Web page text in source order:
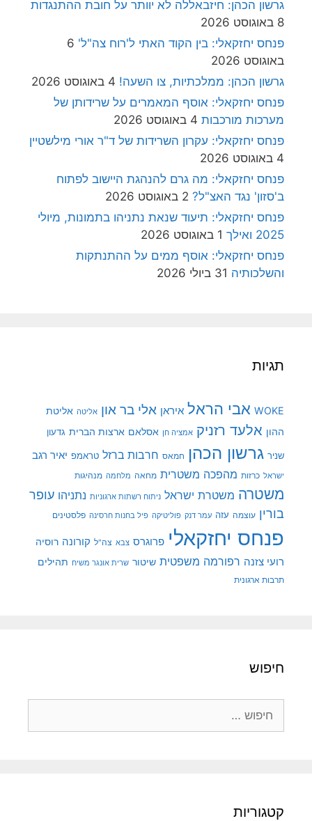
גרשון הכהן: חיזבאללה לא יוותר על חובת ההתנגדות
8 באוגוסט 2026
פנחס יחזקאלי: בין הקוד האתי ל'רוח צה"ל' 6
באוגוסט 2026
גרשון הכהן: ממלכתיות, צו השעה! 4 באוגוסט 2026
פנחס יחזקאלי: אוסף המאמרים על שרידותן של
מערכות מורכבות 4 באוגוסט 2026
פנחס יחזקאלי: עקרון השרידות של ד"ר אורי מילשטיין
4 באוגוסט 2026
פנחס יחזקאלי: מה גרם להנהגת היישוב לפתוח
ב'סזון' נגד האצ"ל? 2 באוגוסט 2026
פנחס יחזקאלי: תיעוד שנאת נתניהו בתמונות, מיולי
2025 ואילך
1 באוגוסט 2026
פנחס יחזקאלי: אוסף ממים על ההתנתקות
והשלכותיה 31 ביולי 2026
תגיות
WOKE אבי הראל איראן אלי בר און אליטה אליטת
ההון אלעד רזניק אמציה חן אסלאם ארצות הברית גדעון
שניר גרשון הכהן חמאס חרבות ברזל טראמפ יאיר רגב
ישראל כרזות מהפכה משטרית מחאה מלחמה מנהיגות
משטרה משטרת ישראל ניתוח רשתות ארגוניות נתניהו עופר
בורין עוצמה עזה עמר דנק פוליטיקה פיל בחנות חרסינה פלסטינים
פנחס יחזקאלי פרוגרס צבא צה"ל קורונה רוסיה
רועי צזנה רפורמה משפטית שיטור שרית אונגר משיח תהילים
תרבות ארגונית
חיפוש
קטגוריות